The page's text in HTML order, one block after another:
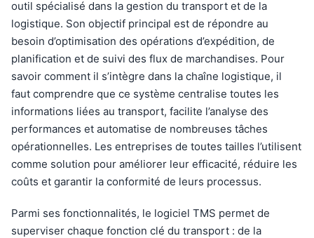
outil spécialisé dans la gestion du transport et de la
logistique. Son objectif principal est de répondre au
besoin d’optimisation des opérations d’expédition, de
planification et de suivi des flux de marchandises. Pour
savoir comment il s’intègre dans la chaîne logistique, il
faut comprendre que ce système centralise toutes les
informations liées au transport, facilite l’analyse des
performances et automatise de nombreuses tâches
opérationnelles. Les entreprises de toutes tailles l’utilisent
comme solution pour améliorer leur efficacité, réduire les
coûts et garantir la conformité de leurs processus.
Parmi ses fonctionnalités, le logiciel TMS permet de
superviser chaque fonction clé du transport : de la